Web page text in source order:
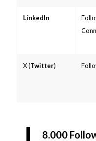
LinkedIn
X (Twitter)
8.000